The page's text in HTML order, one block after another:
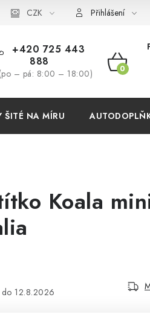
podmínky
CZK Přihlášení
+420 725 443
888
– pá: 8:00 – 18:00)
ŠITÉ NA MÍRU
Koala
12.8.2026